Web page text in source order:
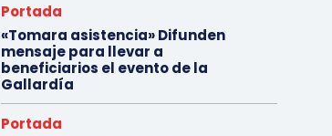
Portada
«Tomara asistencia» Difunden
mensaje para llevar a
beneficiarios el evento de la
Gallardía
Portada